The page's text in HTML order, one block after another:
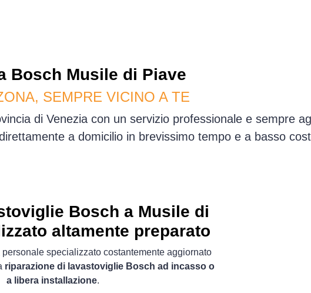
Bosch Musile di Piave
SEMPRE VICINO A TE
di Venezia con un servizio professionale e sempre
a domicilio in brevissimo tempo e a basso
Bosch a Musile di
altamente preparato
personale specializzato costantemente aggiornato
riparazione di lavastoviglie Bosch ad incasso o
a libera installazione.